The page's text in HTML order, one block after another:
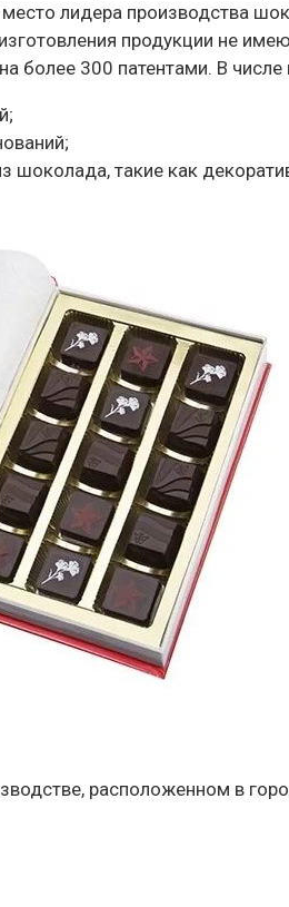
лидера производства
продукции не
более 300 патентами. В
такие как
расположенном в